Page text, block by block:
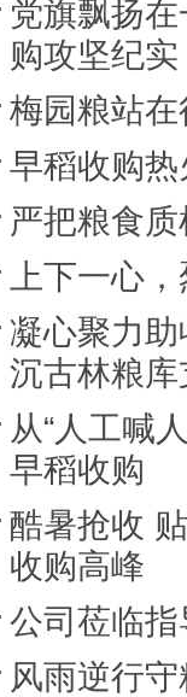
党旗飘扬
购攻坚纪实
梅园粮站在
早稻收购
严把粮食
上下一心
凝心聚力
沉古林粮
从“人工喊
早稻收购
酷暑抢收
收购高峰
公司莅临
风雨逆行